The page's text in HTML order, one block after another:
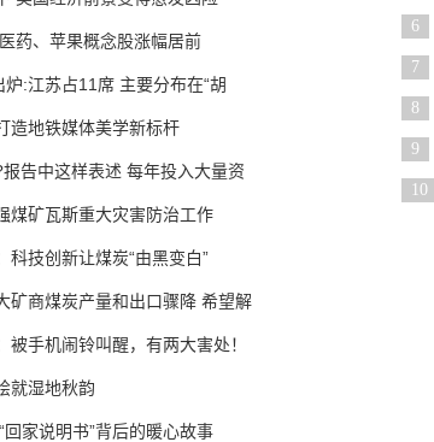
药、苹果概念股涨幅居前
:江苏占11席 主要分布在“胡
造地铁媒体美学新标杆
告中这样表述 每年投入大量资
煤矿瓦斯重大灾害防治工作
科技创新让煤炭“由黑变白”
矿商煤炭产量和出口骤降 希望解
被手机闹铃叫醒，有两大害处！
就湿地秋韵
家说明书”背后的暖心故事
6
7
8
9
10